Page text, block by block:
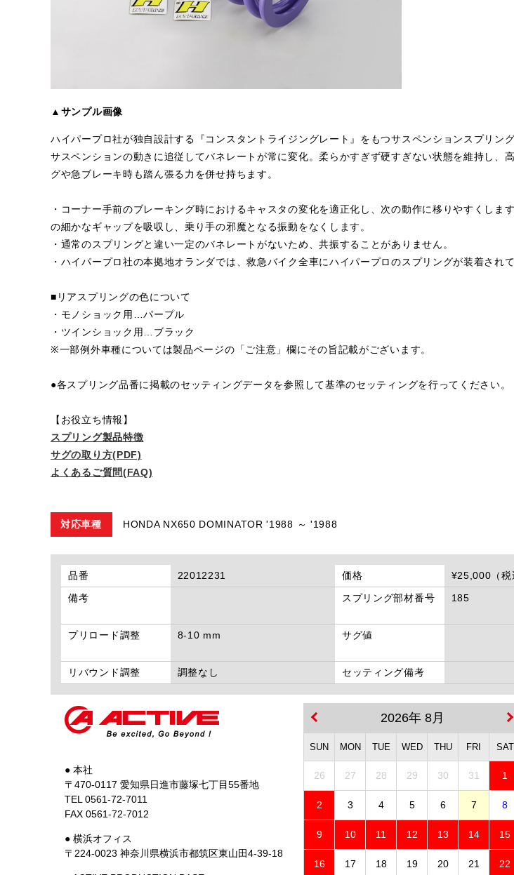
▲サンプル画像
ハイパープロ社が独自設計する『コンスタントライジングレート』をもつサスペンションスプリング
サスペンションの動きに追従してバネレートが常に変化。柔らかすぎず硬すぎない状態を維持し、
グや急ブレーキ時も踏ん張る力を併せ持ちます。
・コーナー手前のブレーキング時におけるキャスタの変化を適正化し、次の動作に移りやすくしま
の細かなギャップを吸収し、乗り手の邪魔となる振動をなくします。
・通常のスプリングと違い一定のバネレートがないため、共振することがありません。
・ハイパープロ社の本拠地オランダでは、救急バイク全車にハイパープロのスプリングが装着されて
■リアスプリングの色について
・モノショック用…パープル
・ツインショック用…ブラック
※一部例外車種については製品ページの「ご注意」欄にその旨記載がございます。
●各スプリング品番に掲載のセッティングデータを参照して基準のセッティングを行ってください。
【お役立ち情報】
スプリング製品特徴
サグの取り方(PDF)
よくあるご質問(FAQ)
対応車種 HONDA NX650 DOMINATOR '1988 ～ '1988
品番 22012231 価格 ¥25,000（税
備考
スプリング部材番号 185
プリロード調整 8-10 mm サグ値
リバウンド調整 調整なし セッティング備考
● 本社
〒470-0117 愛知県日進市藤塚七丁目55番地
TEL 0561-72-7011
FAX 0561-72-7012
● 横浜オフィス
〒224-0023 神奈川県横浜市都筑区東山田4-39-18
2026年 8月
SUN MON TUE WED THU FRI SAT
26 27 28 29 30 31 1
2 3 4 5 6 7 8
9 10 11 12 13 14 15
16 17 18 19 20 21 22